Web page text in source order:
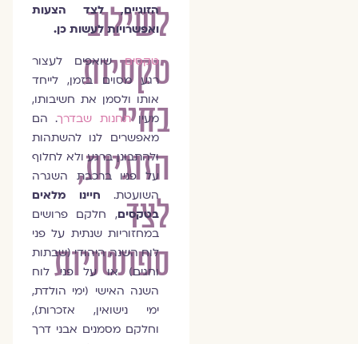
לשילוב
טקסיות
בחיי
הזוגיות,
לצד
ספונטניות
הזוגיים, לצד הצעות
ואפשרויות לעשות כן.
טקסיםשואפים לעצור
רגע מסוים בזמן, לייחד
אותו ולסמן את חשיבותו,
מעיןתחנות שבדרך. הם
מאפשרים לנו להשתהות
ולהתבונן ברגע ולא לחלוף
על פניו ברכבת השגרה
השועטת. חיינו מלאים
בטקסים, חלקם פרושים
במחזוריות שנתית על פני
לוח השנה היהודי (שבתות
וחגים) או על פני לוח
השנה האישי (ימי הולדת,
ימי נישואין, אזכרות),
וחלקם מסמנים אבני דרך